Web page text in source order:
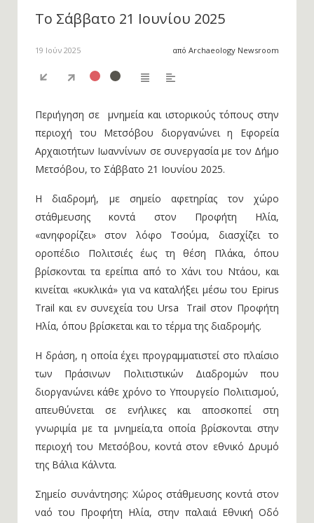
Το Σάββατο 21 Ιουνίου 2025
19 Ιούν 2025 από Archaeology Newsroom
Περιήγηση σε μνημεία και ιστορικούς τόπους στην
περιοχή του Μετσόβου διοργανώνει η Εφορεία
Αρχαιοτήτων Ιωαννίνων σε συνεργασία με τον Δήμο
Μετσόβου, το Σάββατο 21 Ιουνίου 2025.
Η διαδρομή, με σημείο αφετηρίας τον χώρο
στάθμευσης κοντά στον Προφήτη Ηλία,
«ανηφορίζει» στον λόφο Τσούμα, διασχίζει το
οροπέδιο Πολιτσιές έως τη θέση Πλάκα, όπου
βρίσκονται τα ερείπια από το Χάνι του Ντάου, και
κινείται «κυκλικά» για να καταλήξει μέσω του Epirus
Τrail και εν συνεχεία του Ursa Τrail στον Προφήτη
Ηλία, όπου βρίσκεται και το τέρμα της διαδρομής.
Η δράση, η οποία έχει προγραμματιστεί στο πλαίσιο
των Πράσινων Πολιτιστικών Διαδρομών που
διοργανώνει κάθε χρόνο το Υπουργείο Πολιτισμού,
απευθύνεται σε ενήλικες και αποσκοπεί στη
γνωριμία με τα μνημεία,τα οποία βρίσκονται στην
περιοχή του Μετσόβου, κοντά στον εθνικό Δρυμό
της Βάλια Κάλντα.
Σημείο συνάντησης: Χώρος στάθμευσης κοντά στον
ναό του Προφήτη Ηλία, στην παλαιά Εθνική Οδό